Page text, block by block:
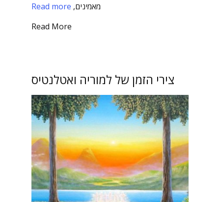
מאמינים, Read more
Read More
צירי הזמן של למוריה ואטלנטיס